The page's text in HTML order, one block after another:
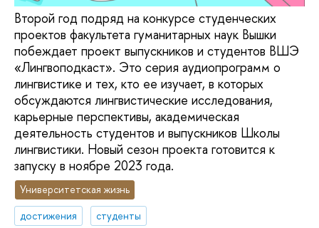
Второй год подряд на конкурсе студенческих
проектов факультета гуманитарных наук Вышки
побеждает проект выпускников и студентов ВШЭ
«Лингвоподкаст». Это серия аудиопрограмм о
лингвистике и тех, кто ее изучает, в которых
обсуждаются лингвистические исследования,
карьерные перспективы, академическая
деятельность студентов и выпускников Школы
лингвистики. Новый сезон проекта готовится к
запуску в ноябре 2023 года.
Университетская жизнь
достижения
студенты